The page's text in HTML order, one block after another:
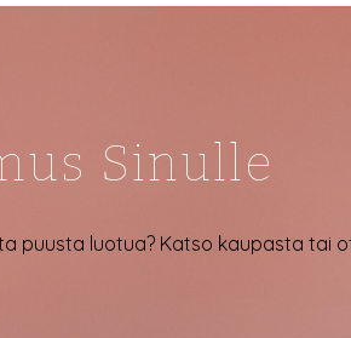
Sinulle
puusta luotua? Katso kaupasta tai